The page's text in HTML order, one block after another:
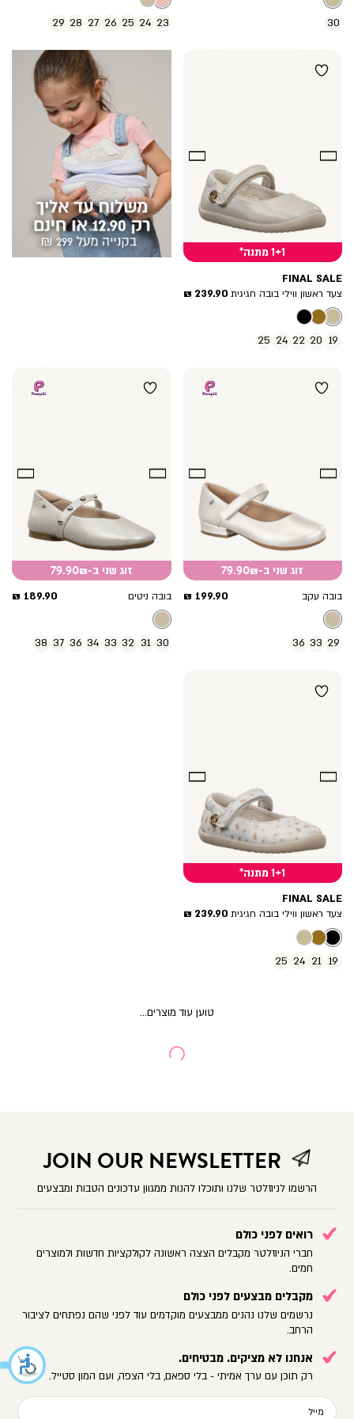
30
23
24
25
26
27
28
29
1+1 מתנה*
FINAL SALE
צעד ראשון ווילי בובה חגיגית מחיר
239.90 ₪
19
20
22
24
25
promotion
banner
(17)
זוג שני ב-79.90₪
בובה עקב
מחיר
199.90 ₪
29
33
36
זוג שני ב-79.90₪
בובה ניטים
מחיר
189.90 ₪
30
31
32
33
34
36
37
38
1+1 מתנה*
FINAL SALE
צעד ראשון ווילי בובה חגיגית מחיר
239.90 ₪
19
21
24
25
JOIN OUR NEWSLETTER
הרשמו לניוזלטר שלנו ותוכלו להנות ממגוון עדכונים הטבות ומבצעים
רואים לפני כולם
חברי הניוזלטר מקבלים הצצה ראשונה לקולקציות חדשות ולמוצרים
חמים.
מקבלים מבצעים לפני כולם
נרשמים שלנו נהנים ממבצעים מוקדמים עוד לפני שהם נפתחים לציבור
הרחב.
אנחנו לא מציקים. מבטיחים.
רק תוכן עם ערך אמיתי - בלי ספאם, בלי הצפה, ועם המון סטייל.
מייל